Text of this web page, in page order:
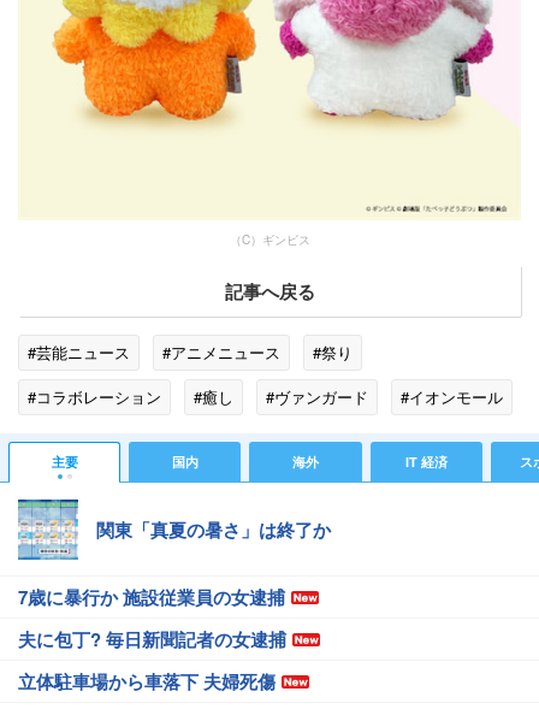
（C）ギンビス
記事へ戻る
#芸能ニュース #アニメニュース
#祭り
#コラボレーション
#癒し #ヴァンガード
#イオンモール
#アウトレット
#ヴィレッジヴァンガード
#ぬいぐるみ
#富山県
#SNS #愛知県 #大阪府
#お菓子
#北海道
#イオン
主要 国内 海外 IT 経済 ス
関東「真夏の暑さ」は終了か
7歳に暴行か 施設従業員の女逮捕
夫に包丁? 毎日新聞記者の女逮捕
立体駐車場から車落下 夫婦死傷